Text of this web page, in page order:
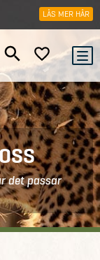
LÄS MER HÄR
det passar